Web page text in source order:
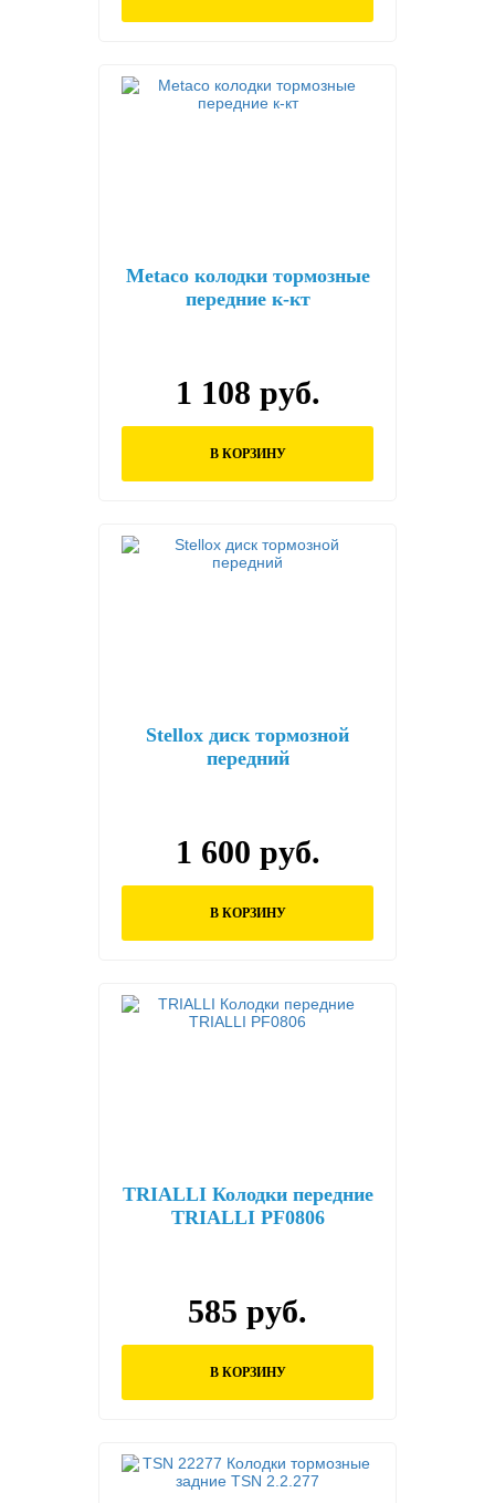
Metaco колодки тормозные
передние к-кт
1 108 руб.
В КОРЗИНУ
Stellox диск тормозной
передний
1 600 руб.
В КОРЗИНУ
TRIALLI Колодки передние
TRIALLI PF0806
585 руб.
В КОРЗИНУ